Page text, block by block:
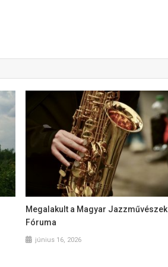
Megalakult a Magyar Jazzművészek
Fóruma
június 16, 2026